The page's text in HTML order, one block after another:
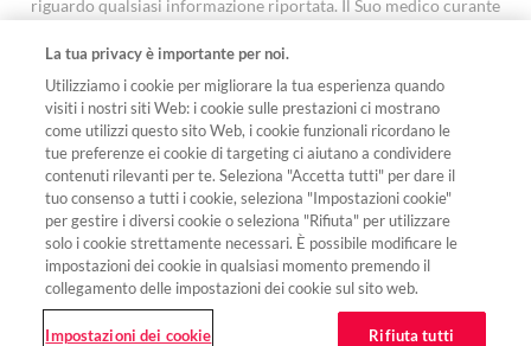
riguardo qualsiasi informazione riportata. Il Suo medico curante
personalizzata
I contenuti sono stati oggetto di revisione ed approvati con
codice FA-11642616 in data 7 aprile 2026.
Seguici sui social
© 2026 Novartis Farma S.p.A.
La tua privacy è importante per noi.
Utilizziamo i cookie per migliorare la tua esperienza quando
visiti i nostri siti Web: i cookie sulle prestazioni ci mostrano
come utilizzi questo sito Web, i cookie funzionali ricordano le
tue preferenze ei cookie di targeting ci aiutano a condividere
contenuti rilevanti per te. Seleziona "Accetta tutti" per dare il
tuo consenso a tutti i cookie, seleziona "Impostazioni cookie"
per gestire i diversi cookie o seleziona "Rifiuta" per utilizzare
solo i cookie strettamente necessari. È possibile modificare le
impostazioni dei cookie in qualsiasi momento premendo il
collegamento delle impostazioni dei cookie sul sito web.
Impostazioni dei cookie Rifiuta tutti